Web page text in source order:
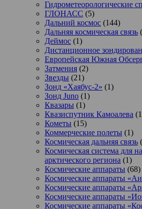
Гидрометеорологические
ГЛОНАСС (5)
Дальний космос (144)
Дальняя космическая связь
Деймос (1)
Дистанционное
Европейская Южная
Затмения (2)
Звезды (21)
Зонд «Хаябус-2» (1)
Зонд Juno (1)
Квазары (1)
Квазиспутник Камоалева
Кометы (15)
Коммерческие полеты (1)
Космическая дальняя связь
Космическая система для
арктического региона (1)
Космические аппараты (68)
Космические аппараты
Космические аппараты
Космические аппараты
Космические аппараты